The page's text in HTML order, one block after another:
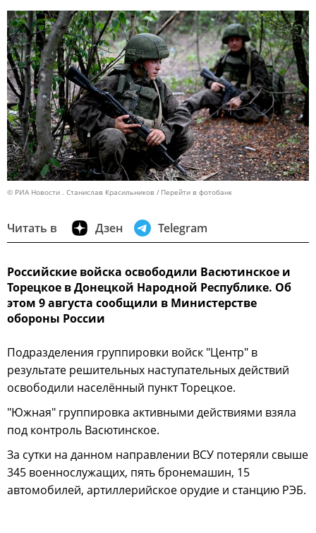
© РИА Новости . Станислав Красильников Перейти в фотобанк
Читать в Дзен Telegram
Российские войска освободили Васютинское и
Торецкое в Донецкой Народной Республике. Об
этом 9 августа сообщили в Министерстве
обороны России
Подразделения группировки войск "Центр" в
результате решительных наступательных действий
освободили населённый пункт Торецкое.
"Южная" группировка активными действиями взяла
под контроль Васютинское.
За сутки на данном направлении ВСУ потеряли свыше
345 военнослужащих, пять бронемашин, 15
автомобилей, артиллерийское орудие и станцию РЭБ.